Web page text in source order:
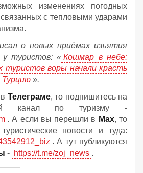
изменениях погодных
с тепловыми ударами
о новых приёмах изъятия
у туристов: « Кошмар в небе:
туристов воры начали красть
Турцию ».
Телеграме, то подпишитесь на
канал по туризму -
. А если вы перешли в Мах, то
новости и туда:
. А тут публикуются
- https://t.me/zoj_news .